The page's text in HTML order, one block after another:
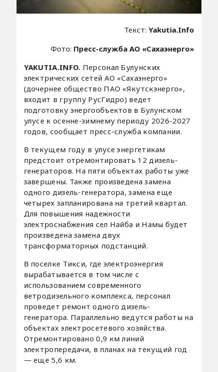
Текст:Yakutia.Info
Фото: Пресс-служба АО «Сахаэнерго»
YAKUTIA.INFO. Персонал Булунских
электрических сетей АО «Сахаэнерго»
(дочернее общество ПАО «Якутскэнерго»,
входит в группу РусГидро) ведет
подготовку энергообъектов в Булунском
улусе к осенне-зимнему периоду 2026-2027
годов, сообщает пресс-служба компании.
В текущем году в улусе энергетикам
предстоит отремонтировать 12 дизель-
генераторов. На пяти объектах работы уже
завершены. Также произведена замена
одного дизель-генератора, замена еще
четырех запланирована на третий квартал.
Для повышения надежности
электроснабжения сел Найба и Намы будет
произведена замена двух
трансформаторных подстанций.
В поселке Тикси, где электроэнергия
вырабатывается в том числе с
использованием современного
ветродизельного комплекса, персонал
проведет ремонт одного дизель-
генератора. Параллельно ведутся работы на
объектах электросетевого хозяйства.
Отремонтировано 0,9 км линий
электропередачи, в планах на текущий год
— еще 5,6 км.